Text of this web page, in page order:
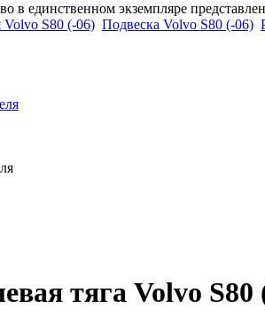
в единственном экземпляре
Volvo S80 (-06) Подвеска Volvo S80 (-06)
тяга Volvo S80